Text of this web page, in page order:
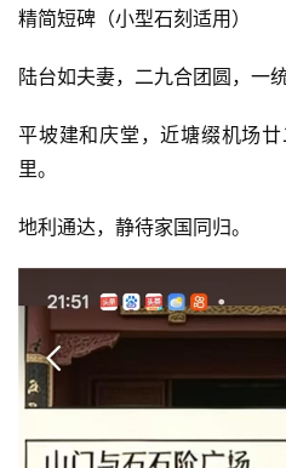
精简短碑（小型石刻适用）
陆台如夫妻，二九合团圆，一
平坡建和庆堂，近塘缀机场
里。
地利通达，静待家国同归。